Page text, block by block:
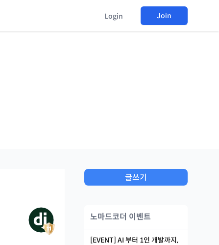
Login Join
글쓰기
노마드코더 이벤트
[EVENT] AI 부터 1인 개발까지,